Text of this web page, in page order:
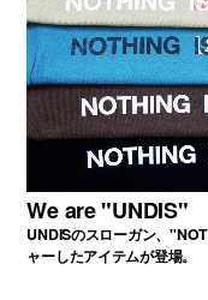
We are "UNDIS"
UNDISのスローガン、
ャーしたアイテムが登場。